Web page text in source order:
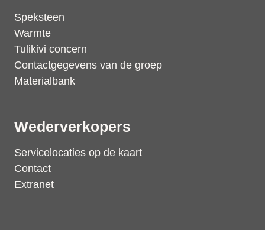
Speksteen
Warmte
Tulikivi concern
Contactgegevens van de groep
Materialbank
Wederverkopers
Servicelocaties op de kaart
Contact
Extranet